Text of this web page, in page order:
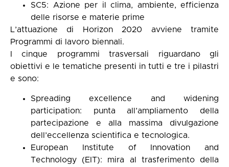
SC5: Azione per il clima, ambiente, efficienza
delle risorse e materie prime
L’attuazione di Horizon 2020 avviene tramite
Programmi di lavoro biennali.
I cinque programmi trasversali riguardano gli
obiettivi e le tematiche presenti in tutti e tre i pilastri
e sono:
Spreading excellence and widening
participation: punta all’ampliamento della
partecipazione e alla massima divulgazione
dell’eccellenza scientifica e tecnologica.
European Institute of Innovation and
Technology (EIT): mira al trasferimento della